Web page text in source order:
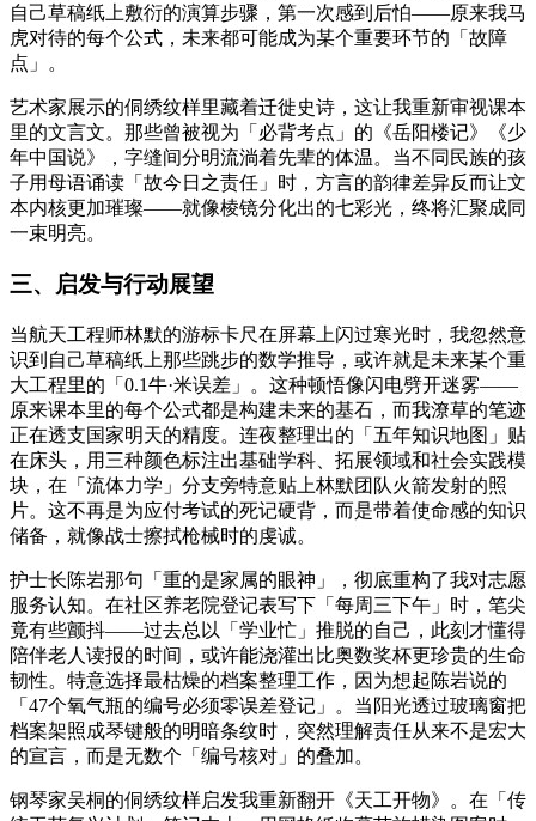
自己草稿纸上敷衍的演算步骤，第一次感到后怕——原来我马
虎对待的每个公式，未来都可能成为某个重要环节的「故障
点」。
艺术家展示的侗绣纹样里藏着迁徙史诗，这让我重新审视课本
里的文言文。那些曾被视为「必背考点」的《岳阳楼记》《少
年中国说》，字缝间分明流淌着先辈的体温。当不同民族的孩
子用母语诵读「故今日之责任」时，方言的韵律差异反而让文
本内核更加璀璨——就像棱镜分化出的七彩光，终将汇聚成同
一束明亮。
三、启发与行动展望
当航天工程师林默的游标卡尺在屏幕上闪过寒光时，我忽然意
识到自己草稿纸上那些跳步的数学推导，或许就是未来某个重
大工程里的「0.1牛·米误差」。这种顿悟像闪电劈开迷雾——
原来课本里的每个公式都是构建未来的基石，而我潦草的笔迹
正在透支国家明天的精度。连夜整理出的「五年知识地图」贴
在床头，用三种颜色标注出基础学科、拓展领域和社会实践模
块，在「流体力学」分支旁特意贴上林默团队火箭发射的照
片。这不再是为应付考试的死记硬背，而是带着使命感的知识
储备，就像战士擦拭枪械时的虔诚。
护士长陈岩那句「重的是家属的眼神」，彻底重构了我对志愿
服务认知。在社区养老院登记表写下「每周三下午」时，笔尖
竟有些颤抖——过去总以「学业忙」推脱的自己，此刻才懂得
陪伴老人读报的时间，或许能浇灌出比奥数奖杯更珍贵的生命
韧性。特意选择最枯燥的档案整理工作，因为想起陈岩说的
「47个氧气瓶的编号必须零误差登记」。当阳光透过玻璃窗把
档案架照成琴键般的明暗条纹时，突然理解责任从来不是宏大
的宣言，而是无数个「编号核对」的叠加。
钢琴家吴桐的侗绣纹样启发我重新翻开《天工开物》。在「传